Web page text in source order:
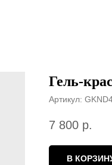
Гель-
Артикул:
7 800 р.
В